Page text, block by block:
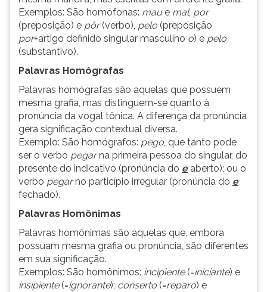
Exemplos: São homófonas: mau e mal, por
(preposição) e pôr(verbo), pelo (preposição
por+artigo definido singular masculino o) e pelo
(substantivo).
Palavras Homógrafas
Palavras homógrafas são aquelas que possuem
mesma grafia, mas distinguem-se quanto à
pronúncia da vogal tônica. A diferença da pronúncia
gera significação contextual diversa.
Exemplo: São homógrafos: pego, que tanto pode
ser o verbo pegarna primeira pessoa do singular, do
presente do indicativo (pronúncia do e aberto); ou o
verbo pegarno particípio irregular (pronúncia do e
fechado).
Palavras Homônimas
Palavras homônimas são aquelas que, embora
possuam mesma grafia ou pronúncia, são diferentes
em sua significação.
Exemplos: São homônimos: incipiente (=iniciante) e
insipiente (=ignorante); conserto (=reparo) e